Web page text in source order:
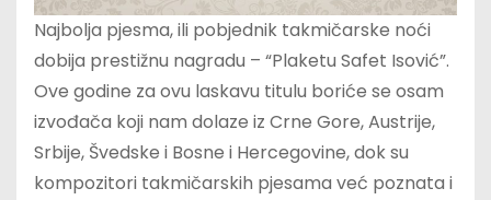
Najbolja pjesma, ili pobjednik takmičarske noći
dobija prestižnu nagradu – “Plaketu Safet Isović”.
Ove godine za ovu laskavu titulu boriće se osam
izvođača koji nam dolaze iz Crne Gore, Austrije,
Srbije, Švedske i Bosne i Hercegovine, dok su
kompozitori takmičarskih pjesama već poznata i